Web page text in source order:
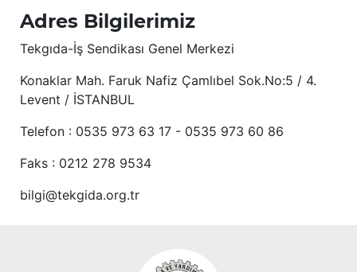
Adres Bilgilerimiz
Tekgıda-İş Sendikası Genel Merkezi
Konaklar Mah. Faruk Nafiz Çamlıbel Sok.No:5 / 4.
Levent / İSTANBUL
Telefon : 0535 973 63 17 - 0535 973 60 86
Faks : 0212 278 9534
bilgi@tekgida.org.tr